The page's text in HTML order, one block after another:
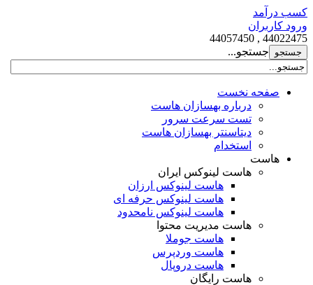
کسب درآمد
ورود کاربران
44022475 , 44057450
جستجو...
صفحه نخست
درباره بهسازان هاست
تست سرعت سرور
دیتاسنتر بهسازان هاست
استخدام
هاست
هاست لینوکس ایران
هاست لینوکس ارزان
هاست لینوکس حرفه ای
هاست لینوکس نامحدود
هاست مدیریت محتوا
هاست جوملا
هاست وردپرس
هاست دروپال
هاست رایگان